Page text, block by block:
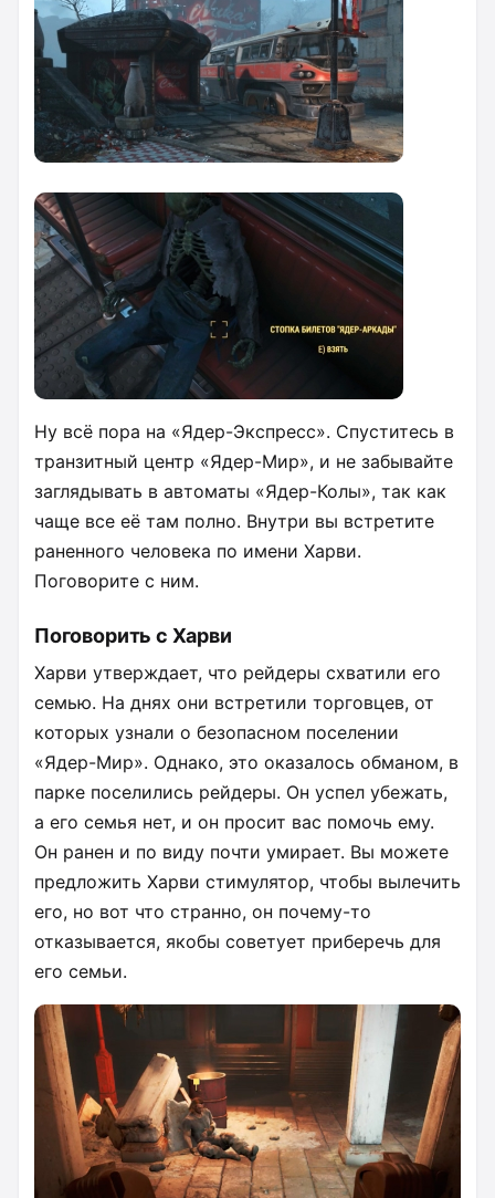
Ну всё пора на «Ядер-Экспресс». Спуститесь в
транзитный центр «Ядер-Мир», и не забывайте
заглядывать в автоматы «Ядер-Колы», так как
чаще все её там полно. Внутри вы встретите
раненного человека по имени Харви.
Поговорите с ним.
Поговорить с Харви
Харви утверждает, что рейдеры схватили его
семью. На днях они встретили торговцев, от
которых узнали о безопасном поселении
«Ядер-Мир». Однако, это оказалось обманом, в
парке поселились рейдеры. Он успел убежать,
а его семья нет, и он просит вас помочь ему.
Он ранен и по виду почти умирает. Вы можете
предложить Харви стимулятор, чтобы вылечить
его, но вот что странно, он почему-то
отказывается, якобы советует приберечь для
его семьи.